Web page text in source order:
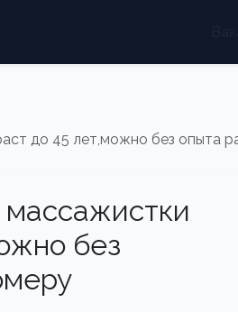
до 45 лет,можно без опыта
массажистки
без